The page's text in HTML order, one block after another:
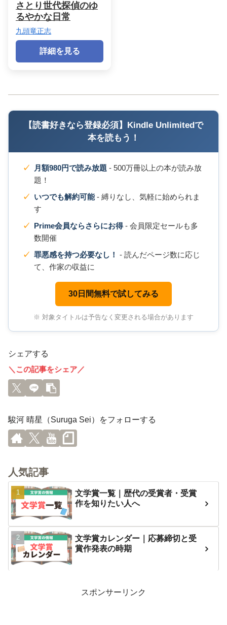
さとり世代探偵のゆ
るやかな日常
九頭竜正志
詳細を見る
【読書好きなら登録必須】Kindle Unlimitedで
本を読もう！
月額980円で読み放題 - 500万冊以上の本が読み放
題！
いつでも解約可能- 縛りなし、気軽に始められま
す
Prime会員ならさらにお得- 会員限定セールも多
数開催
罪悪感を持つ必要なし！ - 読んだページ数に応じ
て、作家の収益に
30日間無料で試してみる
※ 対象タイトルは予告なく変更される場合があります
シェアする
＼この記事をシェア／
駿河 晴星（Suruga Sei）をフォローする
人気記事
文学賞一覧｜歴代の受賞者・受賞
作を知りたい人へ
文学賞カレンダー｜応募締切と受
賞作発表の時期
スポンサーリンク